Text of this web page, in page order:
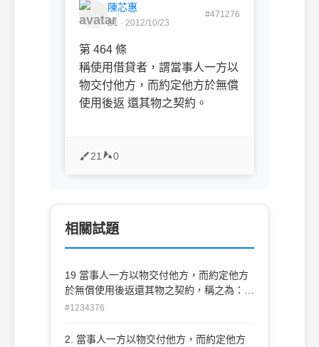
陳芯惠
B1 · 2012/10/23
#471276
第 464 條
稱使用借貸者，謂當事人一方以
物交付他方，而約定他方於無償
使用後返 還其物之契約。
21 0
相關試題
19 當事人一方以物交付他方，而約定他方
於無償使用後返還其物之契約，稱之為：
(A)租賃契約 (B)互易契約 (C)使用借貸契約
#1234376
2. 當事人一方以物交付他方，而約定他方